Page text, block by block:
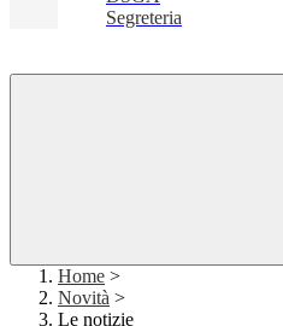
Segreteria
Home >
Novità >
Le notizie